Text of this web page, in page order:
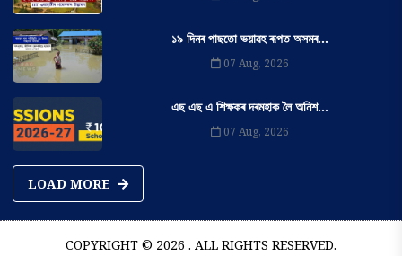
১৯ দিনৰ পাছতো ভয়াৱহ ৰূপত অসমৰ...
07 Aug, 2026
এছ এছ এ শিক্ষকৰ দৰমহাক লৈ অনিশ...
07 Aug, 2026
LOAD MORE
COPYRIGHT © 2026 . ALL RIGHTS RESERVED.